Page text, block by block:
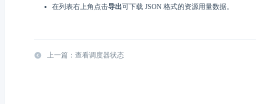
在列表右上角点击导出可下载 JSON 格式的资源用量数据。
上一篇：查看调度器状态